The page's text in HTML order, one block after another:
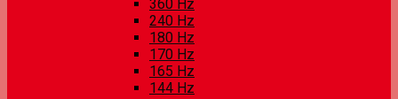
360 Hz
240 Hz
180 Hz
170 Hz
165 Hz
144 Hz